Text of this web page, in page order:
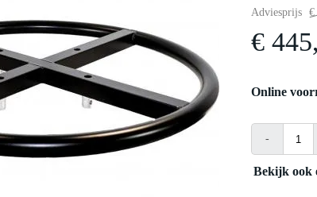
Adviesprijs €
€
Online
-
Bekijk ook